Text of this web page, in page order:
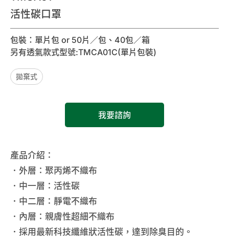
活性碳口罩
包裝：單片包 or 50片／包、40包／箱
另有透氣款式型號:TMCA01C(單片包裝)
拋棄式
我要諮詢
產品介紹：
．外層：聚丙烯不織布
．中一層：活性碳
．中二層：靜電不織布
．內層：親膚性超細不織布
．採用最新科技纖維狀活性碳，達到除臭目的。